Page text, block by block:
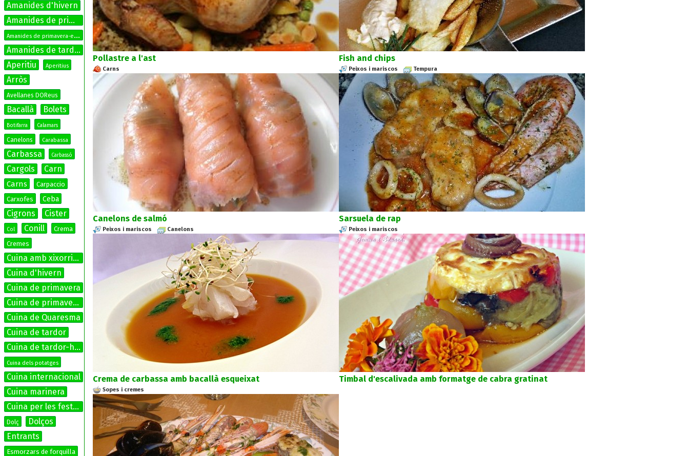
Amanides d'hivern
Amanides de primavera
A
manides de primavera-estiu
Amanides de tardor
Aperitiu
Aperitius
Arròs
Avellanes DOReus
Bacallà Bolets
Botifarra Calamars
Canelons Carabassa
Carbassa Carbassó
Cargols Carn
Carns
Carpaccio
Carxofes
Ceba
Cigrons Cister
Col Conill
Crema
Cremes
Cuina amb xixorrites
Cuina d'hivern
Cuina de primavera
Cuina de primavera-estiu
Cuina de Quaresma
Cuina de tardor
Cuina de tardor-hivern
Cuina dels potatges
Cuina internacional
Cuina marinera
Cuina per les festes
Dolç
Dolços
Entrants
Esmorzars de forquilla
Pollastre a l'ast
Carns
Fish and chips
Peixos i mariscos Tempura
Canelons de salmó
Peixos i mariscos Canelons
Sarsuela de rap
Peixos i mariscos
Crema de carbassa amb bacallà esqueixat
Sopes i cremes
Timbal d'escalivada amb formatge de cabra gratinat